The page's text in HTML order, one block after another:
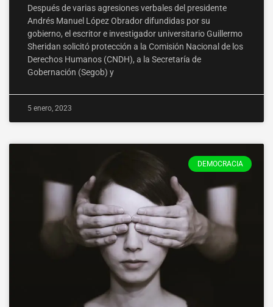
Después de varias agresiones verbales del presidente
Andrés Manuel López Obrador difundidas por su
gobierno, el escritor e investigador universitario Guillermo
Sheridan solicitó protección a la Comisión Nacional de los
Derechos Humanos (CNDH), a la Secretaría de
Gobernación (Segob) y
5 enero, 2023
DEMOCRACIA